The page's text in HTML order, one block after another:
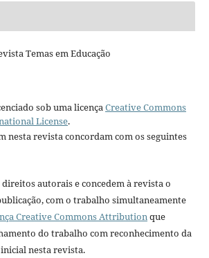
Temas em Educação
sob uma licençaCreative Commons
License.
nesta revista concordam com os seguintes
autorais e concedem à revista o
com o trabalho simultaneamente
Creative Commons Attributionque
do trabalho com reconhecimento da
nesta revista.